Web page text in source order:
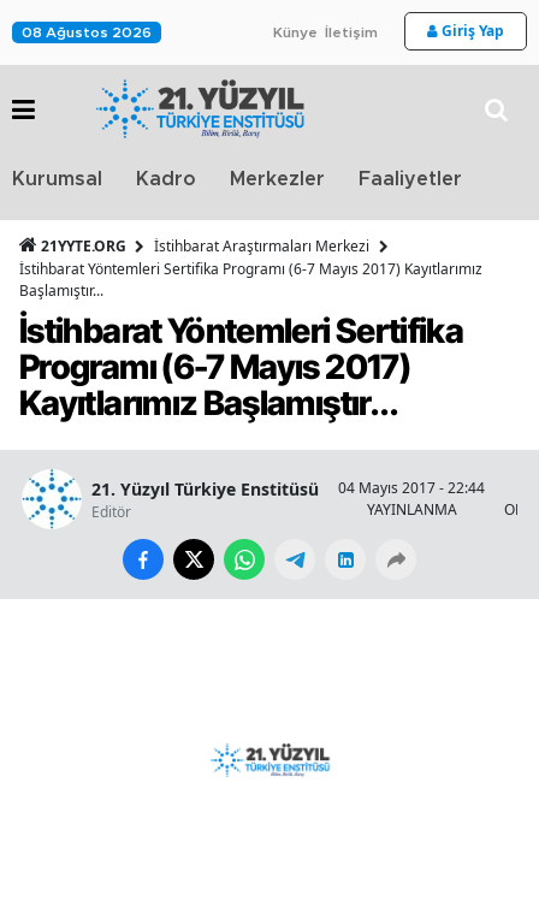
08 Ağustos 2026 Künye İletişim Giriş Yap
Kurumsal Kadro Merkezler Faaliyetler
21YYTE.ORG
İstihbarat Araştırmaları Merkezi
İstihbarat Yöntemleri Sertifika Programı (6-7 Mayıs 2017) Kayıtlarımız
Başlamıştır...
İstihbarat Yöntemleri Sertifika
Programı (6-7 Mayıs 2017)
Kayıtlarımız Başlamıştır...
21. Yüzyıl Türkiye Enstitüsü
Editör
04 Mayıs 2017 - 22:44
YAYINLANMA